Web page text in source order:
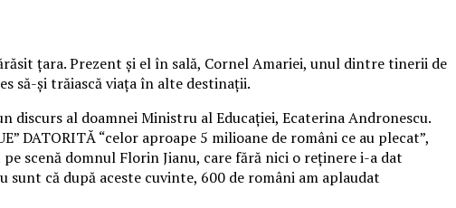
ţara. Prezent şi el în sală, Cornel Amariei, unul dintre tinerii de
să-şi trăiască viaţa în alte destinaţii.
discurs al doamnei Ministru al Educaţiei, Ecaterina Andronescu.
DATORITĂ “celor aproape 5 milioane de români ce au plecat”,
scenă domnul Florin Jianu, care fără nici o reţinere i-a dat
sunt că după aceste cuvinte, 600 de români am aplaudat